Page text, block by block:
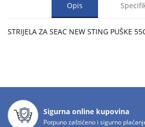
Opis
STRIJELA ZA SEAC NEW STING PUŠKE
Sigurna online kupovina
Potpuno zaštićeno i sigurno